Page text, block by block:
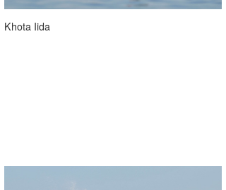
Khota Iida